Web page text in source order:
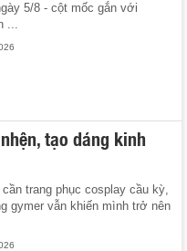
5/8 - cột mốc gắn với
...
tạo dáng kinh
cần trang phục cosplay cầu kỳ,
gymer vẫn khiến mình trở nên